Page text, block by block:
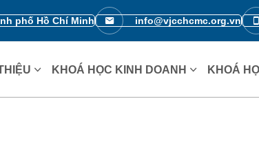
phố Hồ Chí Minh info@vjcchcmc.org.vn
KHOÁ HỌC KINH DOANH KHOÁ